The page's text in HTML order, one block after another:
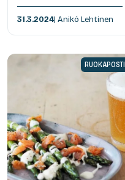
31.3.2024| Anikó Lehtinen
RUOKAPOSTI